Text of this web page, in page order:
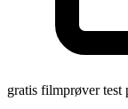
gratis filmprøver test